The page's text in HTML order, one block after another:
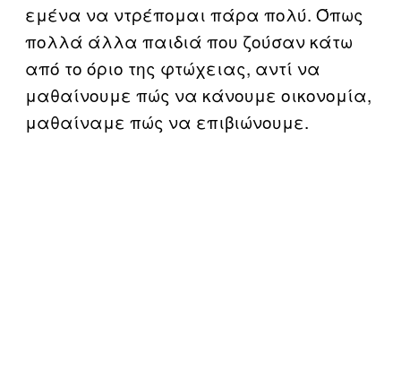
εμένα να ντρέπομαι πάρα πολύ. Όπως
πολλά άλλα παιδιά που ζούσαν κάτω
από το όριο της φτώχειας, αντί να
μαθαίνουμε πώς να κάνουμε οικονομία,
μαθαίναμε πώς να επιβιώνουμε.